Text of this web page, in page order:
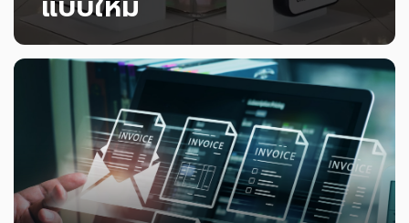
โซลูชันไบโอเมทริกส์ของ SKY ICT ช่วยเพิ่ม
ประสิทธิภาพให้สนามบินตั้งแต่การลงทะเบียนจนถึง
การขึ้นเครื่อง ด้วยระบบอัตโนมัติและแม่นยำสูง เปิด
มุมมองใหม่ของการเดินทางที่รวดเร็ว ปลอดภัย และ
ไม่สะดุดอ่านเพิ่มเติม